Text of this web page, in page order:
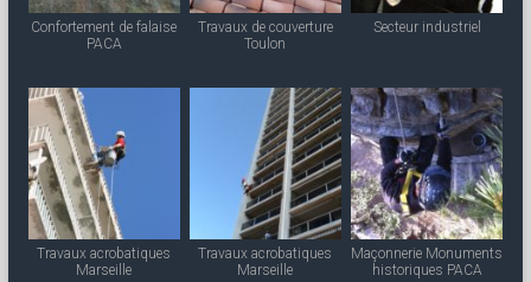
Confortement de falaise
PACA
Travaux de couverture
Toulon
Secteur industriel
Travaux acrobatiques
Marseille
Travaux acrobatiques
Marseille
Maçonnerie Monuments
historiques PACA